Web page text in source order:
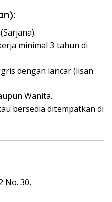
minimal 3 tahun di
dengan lancar (lisan
Wanita.
bersedia ditempatkan di
No. 30,